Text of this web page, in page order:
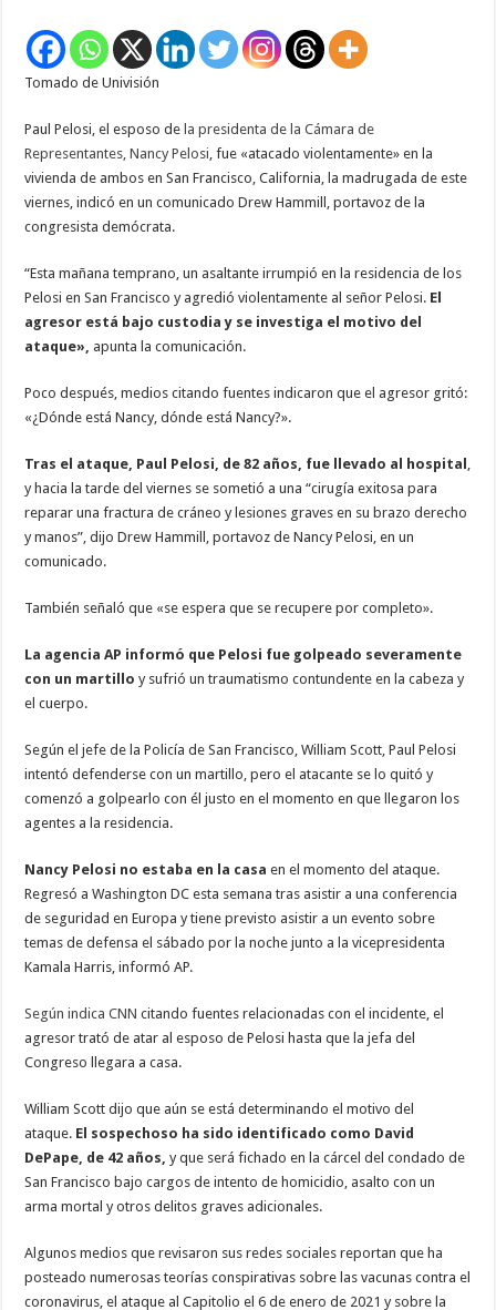
Nancy
Pelosi
en
el
agresor
gritaba
está
Nancy?»
Tomado de Univisión
Paul Pelosi, el esposo de la presidenta de la Cámara de
Representantes, Nancy Pelosi, fue «atacado violentamente» en la
vivienda de ambos en San Francisco, California, la madrugada de este
viernes, indicó en un comunicado Drew Hammill, portavoz de la
congresista demócrata.
“Esta mañana temprano, un asaltante irrumpió en la residencia de los
Pelosi en San Francisco y agredió violentamente al señor Pelosi. El
agresor está bajo custodia y se investiga el motivo del
ataque», apunta la comunicación.
Poco después, medios citando fuentes indicaron que el agresor gritó:
«¿Dónde está Nancy, dónde está Nancy?».
Tras el ataque, Paul Pelosi, de 82 años, fue llevado al hospital ,
y hacia la tarde del viernes se sometió a una “cirugía exitosa para
reparar una fractura de cráneo y lesiones graves en su brazo derecho
y manos”, dijo Drew Hammill, portavoz de Nancy Pelosi, en un
comunicado.
También señaló que «se espera que se recupere por completo».
La agencia AP informó que Pelosi fue golpeado severamente
con un martillo y sufrió un traumatismo contundente en la cabeza y
el cuerpo.
Según el jefe de la Policía de San Francisco, William Scott, Paul Pelosi
intentó defenderse con un martillo, pero el atacante se lo quitó y
comenzó a golpearlo con él justo en el momento en que llegaron los
agentes a la residencia.
Nancy Pelosi no estaba en la casa en el momento del ataque.
Regresó a Washington DC esta semana tras asistir a una conferencia
de seguridad en Europa y tiene previsto asistir a un evento sobre
temas de defensa el sábado por la noche junto a la vicepresidenta
Kamala Harris, informó AP.
Según indica CNNcitando fuentes relacionadas con el incidente, el
agresor trató de atar al esposo de Pelosi hasta que la jefa del
Congreso llegara a casa.
William Scott dijo que aún se está determinando el motivo del
ataque. El sospechoso ha sido identificado como David
DePape, de 42 años, y que será fichado en la cárcel del condado de
San Francisco bajo cargos de intento de homicidio, asalto con un
arma mortal y otros delitos graves adicionales.
Algunos medios que revisaron sus redes sociales reportan que ha
posteado numerosas teorías conspirativas sobre las vacunas contra el
coronavirus, el ataque al Capitolio el 6 de enero de 2021 y sobre la